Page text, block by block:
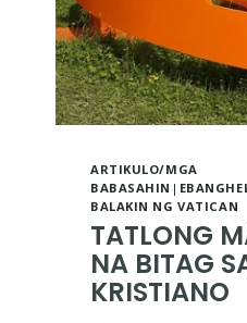
ARTIKULO/MGA
BABASAHIN |
BALAKIN NG VATICAN
TATLONG
NA BITAG
KRISTIANO